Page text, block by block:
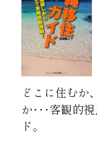
どこに住むか
か･･･客観的
ド。